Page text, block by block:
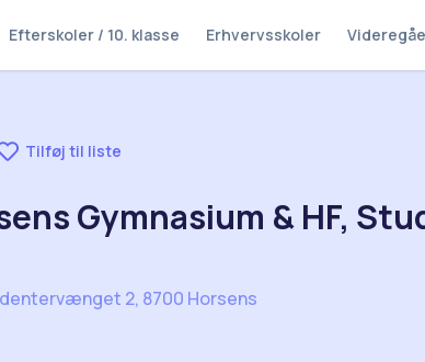
Efterskoler / 10. klasse Erhvervsskoler
Tilføj til liste
Gymnasium & HF,
2, 8700 Horsens